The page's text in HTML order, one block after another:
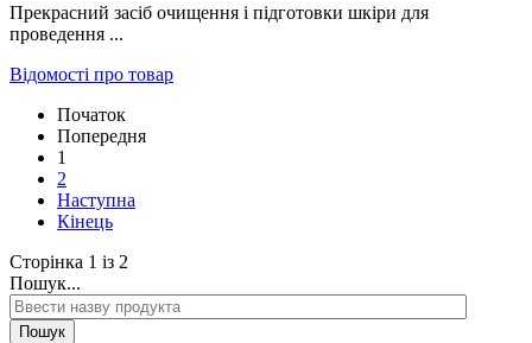
Прекрасний засіб очищення і підготовки шкіри для
проведення ...
Відомості про товар
Початок
Попередня
1
2
Наступна
Кінець
Сторінка 1 із 2
Пошук...
Пошук